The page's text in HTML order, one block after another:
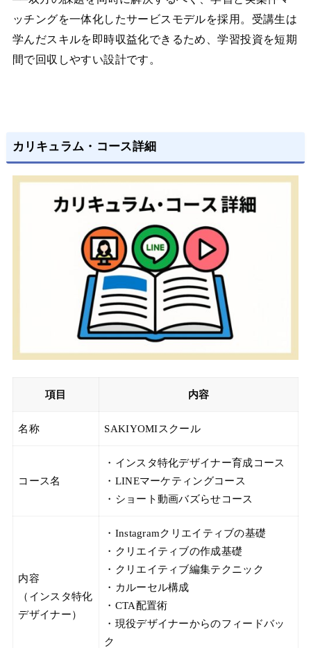
ッチングを一体化したサービスモデルを採用。受講生は
学んだスキルを即時収益化できるため、学習投資を短期
間で回収しやすい設計です。
カリキュラム・コース詳細
項目 内容
名称 SAKIYOMIスクール
コース名
・インスタ特化デザイナー育成コース
・LINEマーケティングコース
・ショート動画バズらせコース
内容
（インスタ特化
デザイナー）
・Instagramクリエイティブの基礎
・クリエイティブの作成基礎
・クリエイティブ編集テクニック
・カルーセル構成
・CTA配置術
・現役デザイナーからのフィードバッ
ク